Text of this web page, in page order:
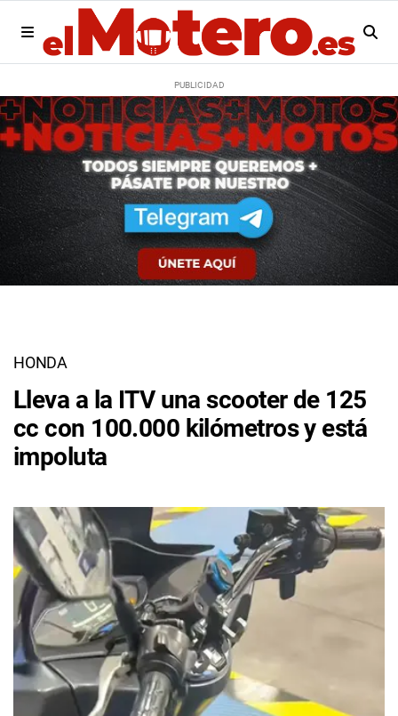
HONDA
Lleva a la ITV una scooter de 125
cc con 100.000 kilómetros y está
impoluta